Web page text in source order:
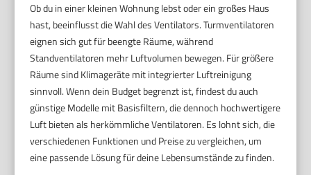
Ob du in einer kleinen Wohnung lebst oder ein großes Haus
hast, beeinflusst die Wahl des Ventilators. Turmventilatoren
eignen sich gut für beengte Räume, während
Standventilatoren mehr Luftvolumen bewegen. Für größere
Räume sind Klimageräte mit integrierter Luftreinigung
sinnvoll. Wenn dein Budget begrenzt ist, findest du auch
günstige Modelle mit Basisfiltern, die dennoch hochwertigere
Luft bieten als herkömmliche Ventilatoren. Es lohnt sich, die
verschiedenen Funktionen und Preise zu vergleichen, um
eine passende Lösung für deine Lebensumstände zu finden.